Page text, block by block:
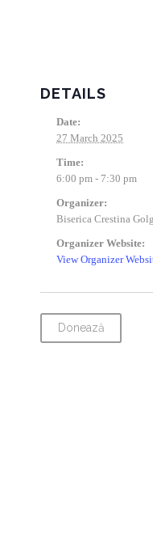
DETAILS
Date:
27 March 2025
Time:
6:00 pm - 7:30 pm
Organizer:
Biserica Crestina
Organizer Website:
View Organizer
Donează